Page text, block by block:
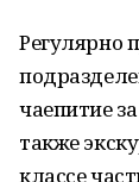
Регулярно
чаепитие
также
классе